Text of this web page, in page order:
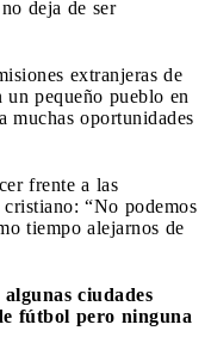
deja de ser
extranjeras de
pequeño pueblo en
muchas oportunidades
frente a las
“No podemos
tiempo alejarnos de
algunas ciudades
fútbol pero ninguna